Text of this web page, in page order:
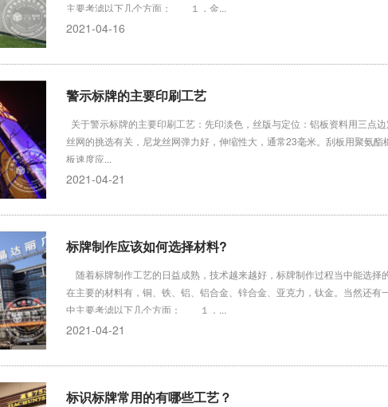
主要考滤以下几个方面： １．金...
2021-04-16
警示标牌的主要印刷工艺
关于警示标牌的主要印刷工艺：先印淡色，丝版与定位：铝板资料用三点
丝网的挑选有关，尼龙丝网弹力好，伸缩性大，通常23毫米。刮板用聚氨
板速度应...
2021-04-21
标牌制作应该如何选择材料?
随着标牌制作工艺的日益成熟，技术越来越好，标牌制作过程当中能选
在主要的材料有，铜、铁、铝、铝合金、锌合金、亚克力，钛金。当然还
中主要考滤以下几个方面： １．...
2021-04-21
标识标牌常用的有哪些工艺？